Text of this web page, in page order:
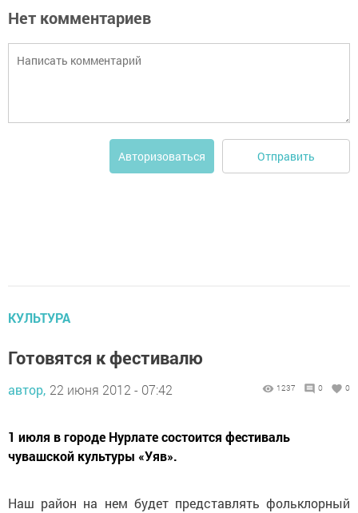
Нет комментариев
Авторизоваться Отправить
КУЛЬТУРА
Готовятся к фестивалю
автор, 22 июня 2012 - 07:42 1237 0 0
1 июля в городе Нурлате состоится фестиваль
чувашской культуры «Уяв».
Наш район на нем будет представлять фольклорный